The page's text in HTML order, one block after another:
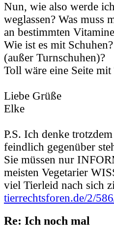
Nun, wie also werde
weglassen? Was muss
an bestimmten
Wie ist es mit
(außer Turnschuhen)?
Toll wäre eine Seite
Liebe Grüße
Elke
P.S. Ich denke
feindlich gegenüber
Sie müssen nur
meisten Vegetarier
viel Tierleid nach sich
tierrechtsforen.de/2/
Re: Ich noch mal